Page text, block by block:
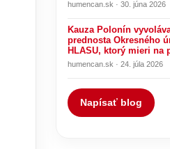
humencan.sk · 30. júna 2026
Kauza Polonín
prednosta Okresného
HLASU, ktorý mieri na
humencan.sk · 24. júla 2026
Napísať blog